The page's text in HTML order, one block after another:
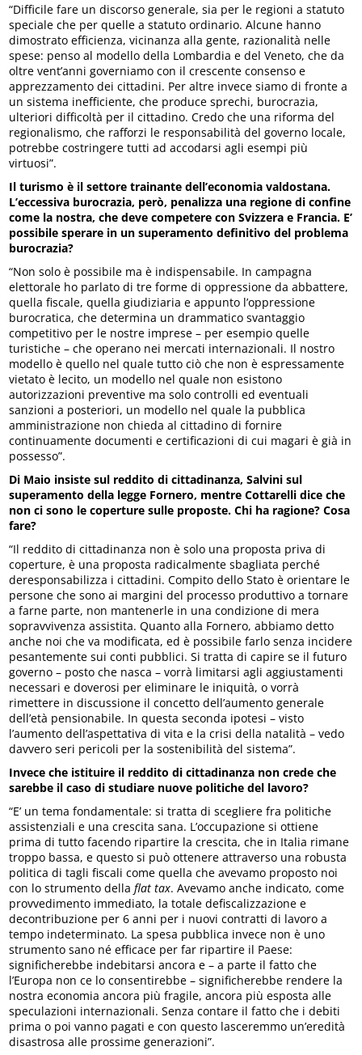
“Difficile fare un discorso generale, sia per le regioni a statuto
speciale che per quelle a statuto ordinario. Alcune hanno
dimostrato efficienza, vicinanza alla gente, razionalità nelle
spese: penso al modello della Lombardia e del Veneto, che da
oltre vent’anni governiamo con il crescente consenso e
apprezzamento dei cittadini. Per altre invece siamo di fronte a
un sistema inefficiente, che produce sprechi, burocrazia,
ulteriori difficoltà per il cittadino. Credo che una riforma del
regionalismo, che rafforzi le responsabilità del governo locale,
potrebbe costringere tutti ad accodarsi agli esempi più
virtuosi”.
Il turismo è il settore trainante dell’economia valdostana.
L’eccessiva burocrazia, però, penalizza una regione di confine
come la nostra, che deve competere con Svizzera e Francia. E’
possibile sperare in un superamento definitivo del problema
burocrazia?
“Non solo è possibile ma è indispensabile. In campagna
elettorale ho parlato di tre forme di oppressione da abbattere,
quella fiscale, quella giudiziaria e appunto l’oppressione
burocratica, che determina un drammatico svantaggio
competitivo per le nostre imprese – per esempio quelle
turistiche – che operano nei mercati internazionali. Il nostro
modello è quello nel quale tutto ciò che non è espressamente
vietato è lecito, un modello nel quale non esistono
autorizzazioni preventive ma solo controlli ed eventuali
sanzioni a posteriori, un modello nel quale la pubblica
amministrazione non chieda al cittadino di fornire
continuamente documenti e certificazioni di cui magari è già in
possesso”.
Di Maio insiste sul reddito di cittadinanza, Salvini sul
superamento della legge Fornero, mentre Cottarelli dice che
non ci sono le coperture sulle proposte. Chi ha ragione? Cosa
fare?
“Il reddito di cittadinanza non è solo una proposta priva di
coperture, è una proposta radicalmente sbagliata perché
deresponsabilizza i cittadini. Compito dello Stato è orientare le
persone che sono ai margini del processo produttivo a tornare
a farne parte, non mantenerle in una condizione di mera
sopravvivenza assistita. Quanto alla Fornero, abbiamo detto
anche noi che va modificata, ed è possibile farlo senza incidere
pesantemente sui conti pubblici. Si tratta di capire se il futuro
governo – posto che nasca – vorrà limitarsi agli aggiustamenti
necessari e doverosi per eliminare le iniquità, o vorrà
rimettere in discussione il concetto dell’aumento generale
dell’età pensionabile. In questa seconda ipotesi – visto
l’aumento dell’aspettativa di vita e la crisi della natalità – vedo
davvero seri pericoli per la sostenibilità del sistema”.
Invece che istituire il reddito di cittadinanza non crede che
sarebbe il caso di studiare nuove politiche del lavoro?
“E’ un tema fondamentale: si tratta di scegliere fra politiche
assistenziali e una crescita sana. L’occupazione si ottiene
prima di tutto facendo ripartire la crescita, che in Italia rimane
troppo bassa, e questo si può ottenere attraverso una robusta
politica di tagli fiscali come quella che avevamo proposto noi
con lo strumento dellaflat tax. Avevamo anche indicato, come
provvedimento immediato, la totale defiscalizzazione e
decontribuzione per 6 anni per i nuovi contratti di lavoro a
tempo indeterminato. La spesa pubblica invece non è uno
strumento sano né efficace per far ripartire il Paese:
significherebbe indebitarsi ancora e – a parte il fatto che
l’Europa non ce lo consentirebbe – significherebbe rendere la
nostra economia ancora più fragile, ancora più esposta alle
speculazioni internazionali. Senza contare il fatto che i debiti
prima o poi vanno pagati e con questo lasceremmo un’eredità
disastrosa alle prossime generazioni”.